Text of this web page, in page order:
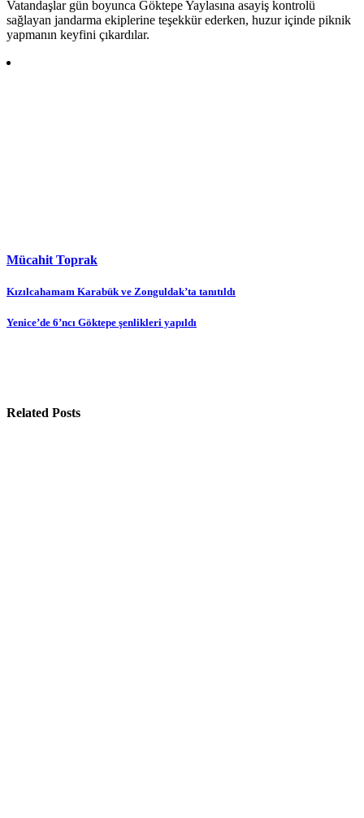
Vatandaşlar gün boyunca Göktepe Yaylasına asayiş kontrolü
sağlayan jandarma ekiplerine teşekkür ederken, huzur içinde piknik
yapmanın keyfini çıkardılar.
Mücahit Toprak
Yazı
gezinmesi
Kızılcahamam Karabük ve Zonguldak’ta tanıtıldı
Yenice’de 6’ncı Göktepe şenlikleri yapıldı
Related Posts